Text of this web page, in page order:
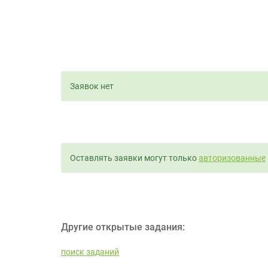
Заявок нет
Оставлять заявки могут толькоавторизованные
Другие открытые задания:
поиск заданий